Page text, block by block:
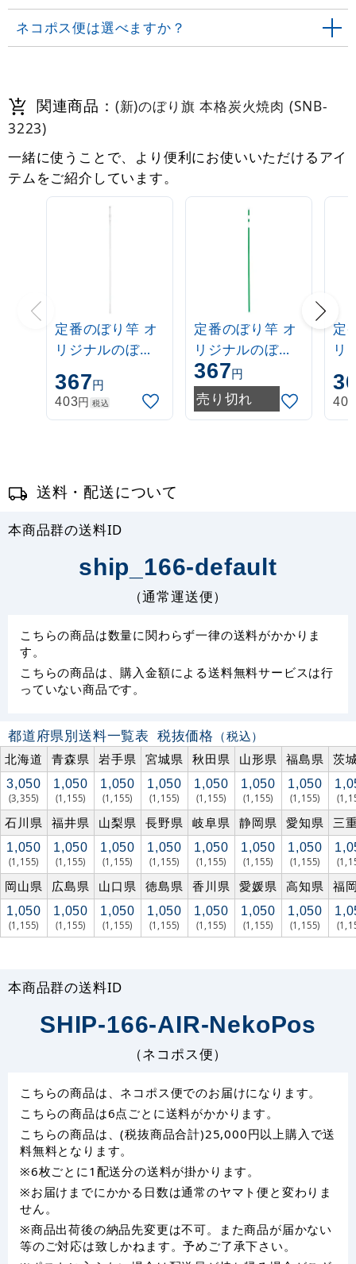
ネコポス便は選べますか？
関連商品： (新)のぼり旗 本格炭火焼肉 (SNB-
3223)
一緒に使うことで、より便利にお使いいただけるアイ
テムをご紹介しています。
定番のぼり竿 オ
リジナルのぼり
ポール 1.6～3m
伸縮式 白
(30537***)
367円
403円 税込
定番のぼり竿 オ
リジナルのぼり
ポール 1.6～3m
伸縮式 緑
(30537GRN)
367円
売り切れ
定
リ
ポ
伸
403
送料・配送について
本商品群の送料ID
ship_166-default
（通常運送便）
こちらの商品は数量に関わらず一律の送料がかかりま
す。
こちらの商品は、購入金額による送料無料サービスは行
っていない商品です。
都道府県別送料一覧表 税抜価格 （税込）
北海道
青森県 岩手県 宮城県 秋田県 山形県 福島県 茨
3,050
(3,355)
1,050
(1,155)
1,050
(1,155)
1,050
(1,155)
1,050
(1,155)
1,050
(1,155)
1,050
(1,155)
石川県 福井県 山梨県 長野県 岐阜県 静岡県 愛知県 三
1,050
(1,155)
1,050
(1,155)
1,050
(1,155)
1,050
(1,155)
1,050
(1,155)
1,050
(1,155)
1,050
(1,155)
岡山県 広島県 山口県 徳島県 香川県 愛媛県 高知県 福
1,050
(1,155)
1,050
(1,155)
1,050
(1,155)
1,050
(1,155)
1,050
(1,155)
1,050
(1,155)
1,050
(1,155)
本商品群の送料ID
SHIP-166-AIR-NekoPos
（ネコポス便）
こちらの商品は、ネコポス便でのお届けになります。
こちらの商品は6点ごとに送料がかかります。
こちらの商品は、(税抜商品合計)25,000円以上購入で送
料無料となります。
※6枚ごとに1配送分の送料が掛かります。
※お届けまでにかかる日数は通常のヤマト便と変わりま
せん。
※商品出荷後の納品先変更は不可。また商品が届かない
等のご対応は致しかねます。予めご了承下さい。